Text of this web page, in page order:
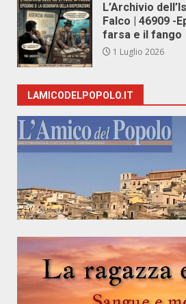
L’Archivio
Falco | 46909 -
farsa e il fango
1 Luglio 2026
LAMICODELPOPOLO.IT